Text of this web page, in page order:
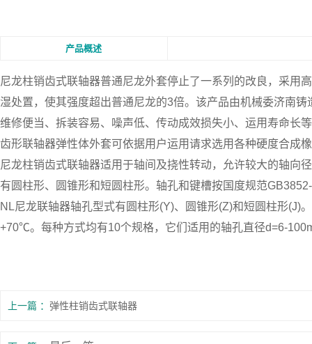
产品概述
尼龙柱销齿式联轴器普通尼龙外套停止了一系列的改良，采用
湿处置，使其强度超出普通尼龙的3倍。该产品由机械委济南
维修便当、拆装容易、噪声低、传动成效损失小、运用寿命
齿形联轴器弹性体外套可依据用户运用请求选用各种硬度合成
尼龙柱销齿式联轴器适用于轴间及挠性转动，允许较大的轴向
有圆柱形、圆锥形和短圆柱形。轴孔和键槽按国度规范
NL尼龙联轴器轴孔型式有圆柱形(Y)、圆锥形(Z)和短圆柱形(J)
+70℃。每种方式均有10个规格，它们适用的轴孔直径d=6-
上一篇 弹性柱销齿式联轴器